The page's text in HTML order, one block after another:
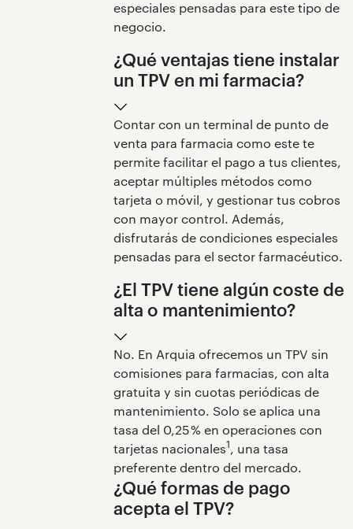
especiales pensadas para este tipo de
negocio.
¿Qué ventajas tiene instalar
un TPV en mi farmacia?
Contar con un terminal de punto de
venta para farmacia como este te
permite facilitar el pago a tus clientes,
aceptar múltiples métodos como
tarjeta o móvil, y gestionar tus cobros
con mayor control. Además,
disfrutarás de condiciones especiales
pensadas para el sector farmacéutico.
¿El TPV tiene algún coste de
alta o mantenimiento?
No. En Arquia ofrecemos un TPV sin
comisiones para farmacias, con alta
gratuita y sin cuotas periódicas de
mantenimiento. Solo se aplica una
tasa del 0,25 % en operaciones con
tarjetas nacionales1
, una tasa
preferente dentro del mercado.
¿Qué formas de pago
acepta el TPV?